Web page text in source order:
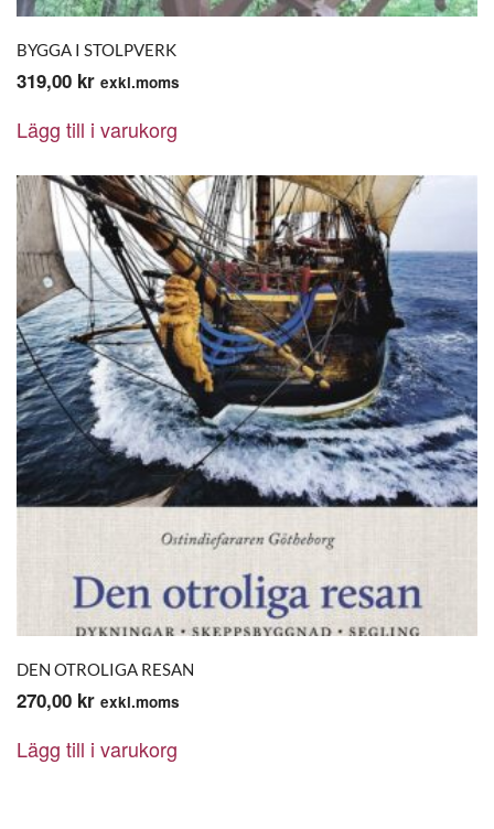
BYGGA I STOLPVERK
319,00 kr exkl.moms
Lägg till i varukorg
DEN OTROLIGA RESAN
270,00 kr exkl.moms
Lägg till i varukorg